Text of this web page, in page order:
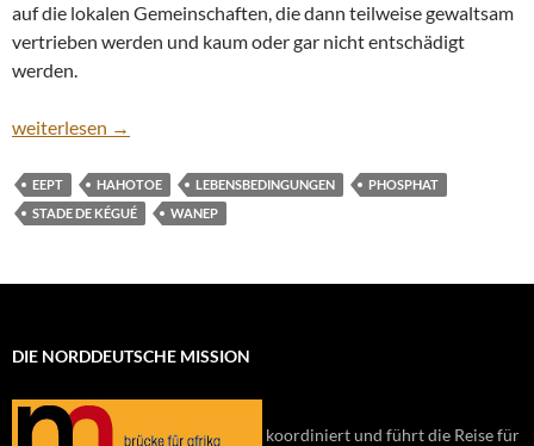
auf die lokalen Gemeinschaften, die dann teilweise gewaltsam
vertrieben werden und kaum oder gar nicht entschädigt
werden.
Hahotoe – Phosphatabbau
weiterlesen →
EEPT HAHOTOE LEBENSBEDINGUNGEN
PHOSPHAT
STADE DE KÉGUÉ
WANEP
DIE NORDDEUTSCHE MISSION
koordiniert und führt die Reise für